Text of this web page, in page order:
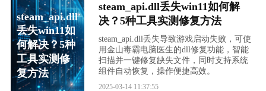
steam_api.dll
丢失win11如
何解决？5种
工具实测修
复方法
steam_api.dll丢失win11如何解
决？5种工具实测修复方法
steam_api.dll丢失导致游戏启动失败，可使
用金山毒霸电脑医生的dll修复功能，智能
扫描并一键修复缺失文件，同时支持系统
组件自动恢复，操作便捷高效。
2025-03-14 11:37:55